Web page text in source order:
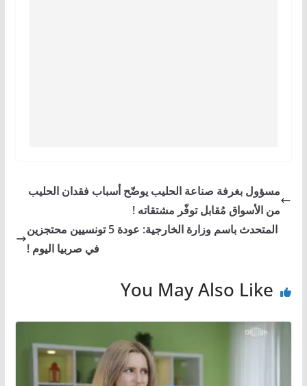
مسؤول بغرفة صناعة الحليب يوضّح أسباب فقدان الحليب
من الأسواق مُقابل توفّر مشتقاته !
المتحدث باسم وزارة الخارجية: عودة 5 تونسيين محتجزين
في صربيا اليوم !
You May Also Like